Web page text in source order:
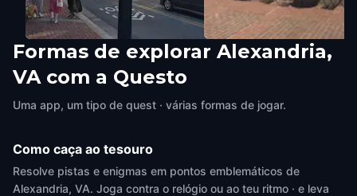
Gadsby's Tavern
Alexandria, VA,United States of
America
Market Square
Formas de explorar Alexandria,
VA com a Questo
Uma app, um tipo de quest · várias formas de jogar.
Como caça ao tesouro
Resolve pistas e enigmas em pontos emblemáticos de
Alexandria, VA. Joga contra o relógio ou ao teu ritmo · e leva